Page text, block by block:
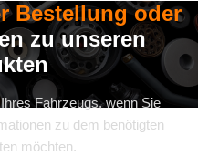
Bestellung oder
zu unseren
Fahrzeugs, wenn Sie
zu dem benötigten
möchten.